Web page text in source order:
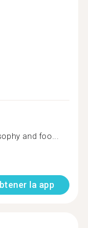
and foo...
la app